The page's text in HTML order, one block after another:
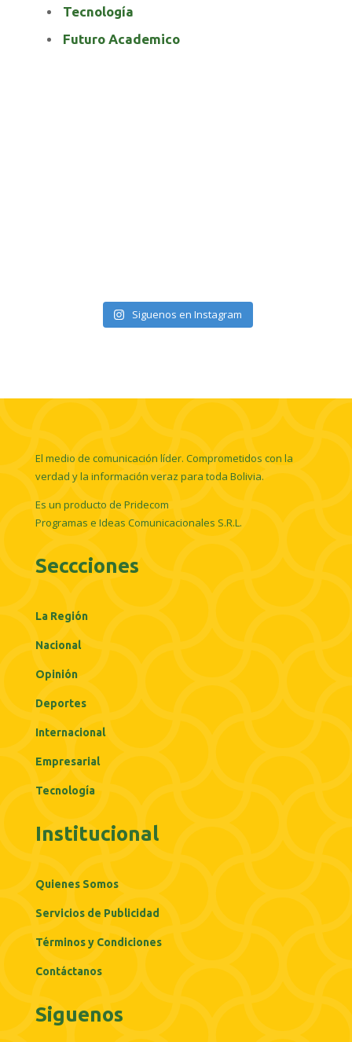
Tecnología
Futuro Academico
Siguenos en Instagram
El medio de comunicación líder. Comprometidos con la
verdad y la información veraz para toda Bolivia.
Es un producto de Pridecom
Programas e Ideas Comunicacionales S.R.L.
Seccciones
La Región
Nacional
Opinión
Deportes
Internacional
Empresarial
Tecnología
Institucional
Quienes Somos
Servicios de Publicidad
Términos y Condiciones
Contáctanos
Siguenos